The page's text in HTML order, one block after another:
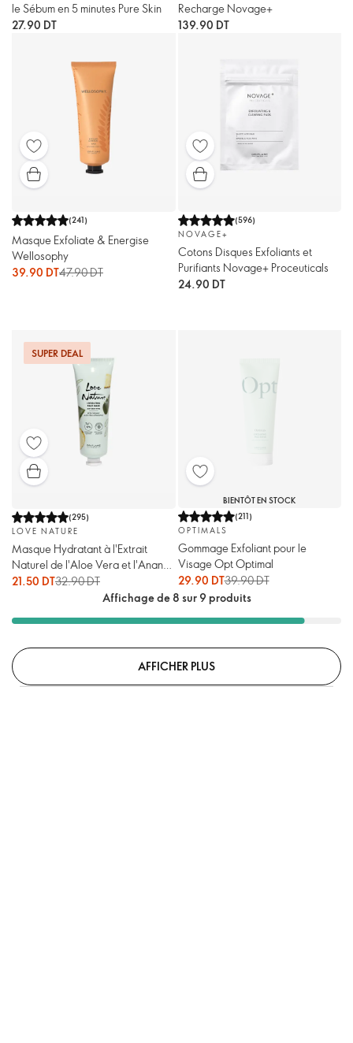
le Sébum en 5 minutes Pure Skin
27.90 DT
Recharge Novage+
139.90 DT
(241)
Masque Exfoliate & Energise
Wellosophy
39.90 DT47.90 DT
(596)
NOVAGE+
Cotons Disques Exfoliants et
Purifiants Novage+ Proceuticals
24.90 DT
SUPER DEAL
(295)
LOVE NATURE
Masque Hydratant à l'Extrait
Naturel de l'Aloe Vera et l'Ananas
Love Nature
21.50 DT32.90 DT
BIENTÔT EN STOCK
(211)
OPTIMALS
Gommage Exfoliant pour le
Visage Opt Optimal
29.90 DT39.90 DT
Affichage de 8 sur 9 produits
AFFICHER PLUS